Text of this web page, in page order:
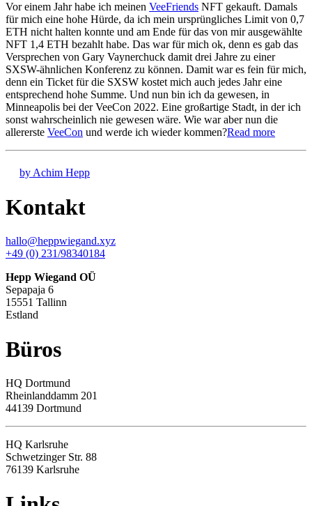
Vor einem Jahr habe ich meinen VeeFriends NFT gekauft. Damals
für mich eine hohe Hürde, da ich mein ursprüngliches Limit von 0,7
ETH nicht halten konnte und am Ende für das von mir ausgewählte
NFT 1,4 ETH bezahlt habe. Das war für mich ok, denn es gab das
Versprechen von Gary Vaynerchuck damit drei Jahre zu einer
SXSW-ähnlichen Konferenz zu können. Damit war es fein für mich,
denn ein Ticket für die SXSW kostet mich auch jedes Jahr eine
entsprechend hohe Summe. Und nun bin ich da gewesen, in
Minneapolis bei der VeeCon 2022. Eine großartige Stadt, in der ich
sonst wahrscheinlich nie gewesen wäre. Wie war aber nun die
allererste VeeCon und werde ich wieder kommen?Read more
by Achim Hepp
Kontakt
hallo@heppwiegand.xyz
+49 (0) 231/98340184
Hepp Wiegand OÜ
Sepapaja 6
15551 Tallinn
Estland
Büros
HQ Dortmund
Rheinlanddamm 201
44139 Dortmund
HQ Karlsruhe
Schwetzinger Str. 88
76139 Karlsruhe